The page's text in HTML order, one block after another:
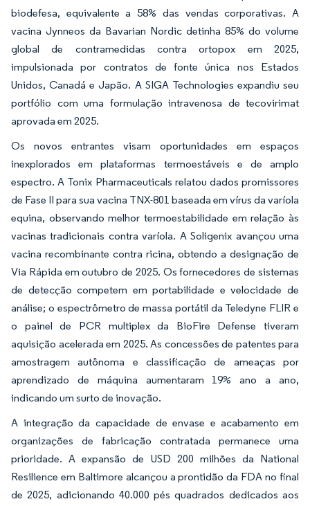
biodefesa, equivalente a 58% das vendas corporativas. A
vacina Jynneos da Bavarian Nordic detinha 85% do volume
global de contramedidas contra ortopox em 2025,
impulsionada por contratos de fonte única nos Estados
Unidos, Canadá e Japão. A SIGA Technologies expandiu seu
portfólio com uma formulação intravenosa de tecovirimat
aprovada em 2025.
Os novos entrantes visam oportunidades em espaços
inexplorados em plataformas termoestáveis e de amplo
espectro. A Tonix Pharmaceuticals relatou dados promissores
de Fase II para sua vacina TNX-801 baseada em vírus da varíola
equina, observando melhor termoestabilidade em relação às
vacinas tradicionais contra varíola. A Soligenix avançou uma
vacina recombinante contra ricina, obtendo a designação de
Via Rápida em outubro de 2025. Os fornecedores de sistemas
de detecção competem em portabilidade e velocidade de
análise; o espectrômetro de massa portátil da Teledyne FLIR e
o painel de PCR multiplex da BioFire Defense tiveram
aquisição acelerada em 2025. As concessões de patentes para
amostragem autônoma e classificação de ameaças por
aprendizado de máquina aumentaram 19% ano a ano,
indicando um surto de inovação.
A integração da capacidade de envase e acabamento em
organizações de fabricação contratada permanece uma
prioridade. A expansão de USD 200 milhões da National
Resilience em Baltimore alcançou a prontidão da FDA no final
de 2025, adicionando 40.000 pés quadrados dedicados aos